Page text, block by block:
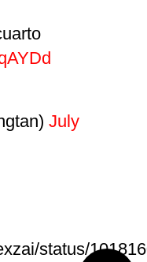
July
status/